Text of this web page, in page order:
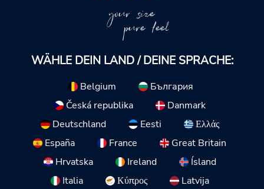
your size
pure feel
WÄHLE DEIN LAND / DEINE SPRACHE:
Belgium
България
Česká republika
Danmark
Deutschland
Eesti
Ελλάς
España
France
Great Britain
Hrvatska
Ireland
Ísland
Italia
Κύπρος
Latvija